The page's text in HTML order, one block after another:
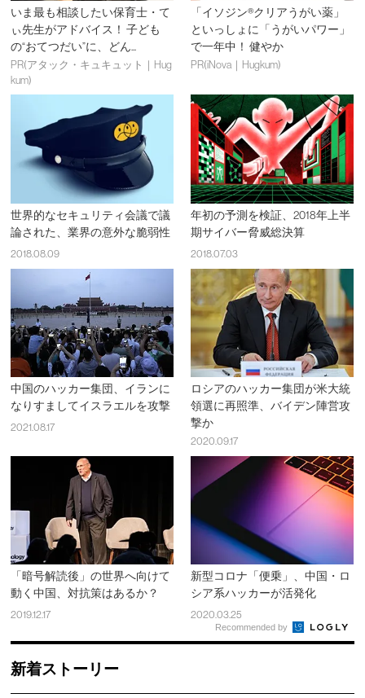
いま最も相談したい保育士・て
ぃ先生がアドバイス！ 子ども
の“おてつだい”に、どん...
PR(アタック・キュキュット｜Hug
kum)
「イソジン®クリアうがい薬」
といっしょに「うがいパワー」
で一年中！ 健やか
PR(iNova｜Hugkum)
世界的なセキュリティ会議で議
論された、業界の意外な脆弱性
2018.08.09
年初の予測を検証、2018年上半
期サイバー脅威総決算
2018.07.03
中国のハッカー集団、イランに
なりすましてイスラエルを攻撃
2021.08.17
ロシアのハッカー集団が米大統
領選に再照準、バイデン陣営攻
撃か
2020.09.17
「暗号解読後」の世界へ向けて
動く中国、対抗策はあるか？
2019.12.17
新型コロナ「便乗」、中国・ロ
シア系ハッカーが活発化
2020.03.25
Recommended by
新着ストーリー